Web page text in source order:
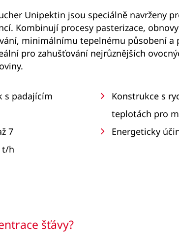
Unipektin jsou speciálně navrženy
Kombinují procesy pasterizace,
minimálnímu tepelnému působení a
pro zahušťování nejrůznějších
s padajícím
7
t/h
Konstrukce s
teplotách pro
Energeticky
šťávy?